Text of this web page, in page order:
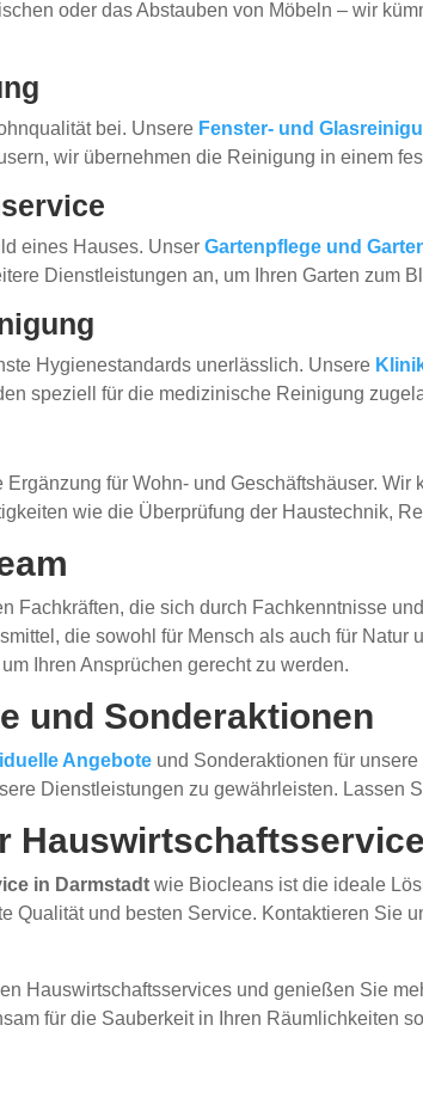
oder das Abstauben von Möbeln – wir
bei. Unsere Fenster- und
wir übernehmen die Reinigung in einem
eines Hauses. UnserGartenpflege und
Dienstleistungen an, um Ihren Garten zum
Hygienestandards unerlässlich. Unsere
speziell für die medizinische Reinigung
Ergänzung für Wohn- und Geschäftshäuser.
wie die Überprüfung der Haustechnik,
Fachkräften, die sich durch Fachkenntnisse
die sowohl für Mensch als auch für
Ihren Ansprüchen gerecht zu werden.
und Sonderaktionen
Angebote und Sonderaktionen für
Dienstleistungen zu gewährleisten. Lassen
in Darmstadt wie Biocleans ist die ideale
Qualität und besten Service. Kontaktieren Sie
Hauswirtschaftsservices und genießen Sie
für die Sauberkeit in Ihren Räumlichkeiten